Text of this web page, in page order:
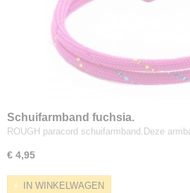
Schuifarmband fuchsia.
ROUGH paracord schuifarmband.Deze
€ 4,95
IN WINKELWAGEN